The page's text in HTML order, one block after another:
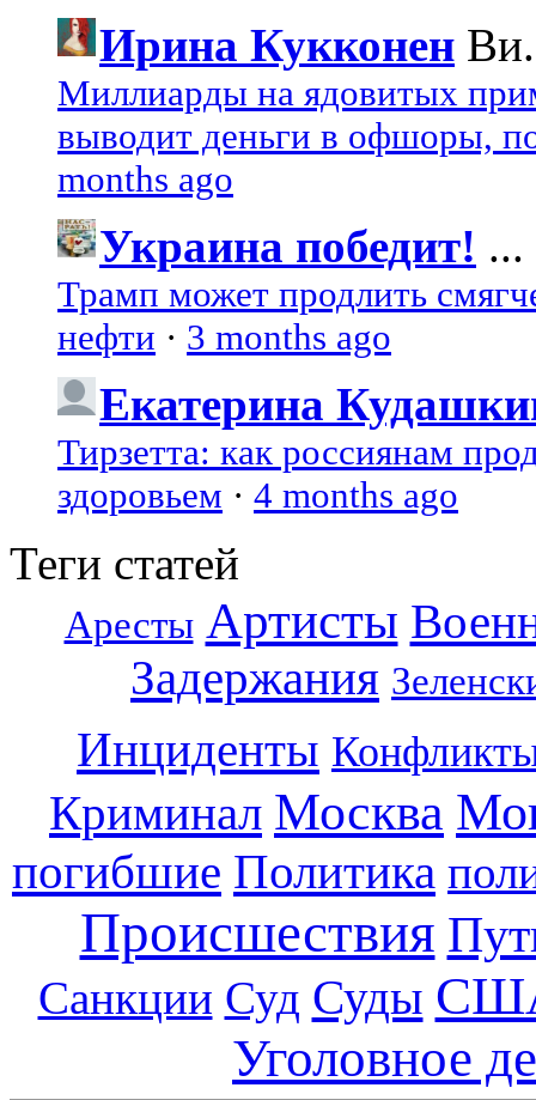
Ирина Кукконен
Миллиарды на ядовитых
выводит деньги в офшоры,
months ago
Украина победит! ...
Трамп может продлить
нефти · 3 months ago
Екатерина
Тирзетта: как россиянам
здоровьем · 4 months ago
Теги статей
Аресты Артисты
Задержания
Инциденты
Криминал Москва
погибшие Политика
Происшествия
Санкции Суд Суды
Уголовное